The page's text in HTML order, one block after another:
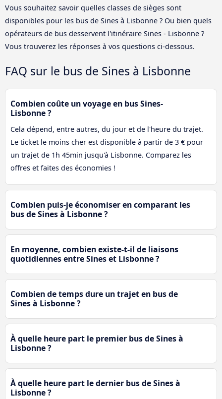
Vous souhaitez savoir quelles classes de sièges sont
disponibles pour les bus de Sines à Lisbonne ? Ou bien quels
opérateurs de bus desservent l'itinéraire Sines - Lisbonne ?
Vous trouverez les réponses à vos questions ci-dessous.
FAQ sur le bus de Sines à Lisbonne
Combien coûte un voyage en bus Sines-
Lisbonne ?
Cela dépend, entre autres, du jour et de l'heure du trajet.
Le ticket le moins cher est disponible à partir de 3 € pour
un trajet de 1h 45min jusqu'à Lisbonne. Comparez les
offres et faites des économies !
Combien puis-je économiser en comparant les
bus de Sines à Lisbonne ?
En moyenne, combien existe-t-il de liaisons
quotidiennes entre Sines et Lisbonne ?
Combien de temps dure un trajet en bus de
Sines à Lisbonne ?
À quelle heure part le premier bus de Sines à
Lisbonne ?
À quelle heure part le dernier bus de Sines à
Lisbonne ?